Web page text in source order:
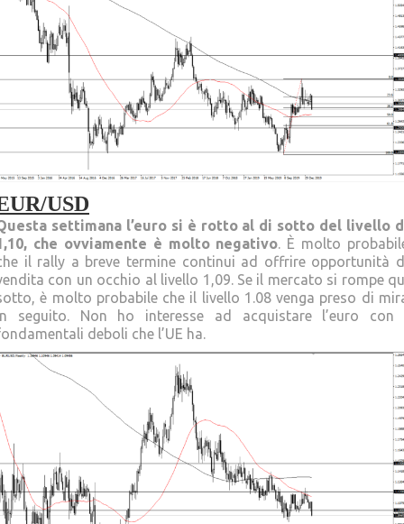
USD
settimana l’euro si è rotto al di sotto del livello
che ovviamente è molto negativo. È molto
il rally a breve termine continui ad offrire opportunità
con un occhio al livello 1,09. Se il mercato si rompe
è molto probabile che il livello 1.08 venga preso di
seguito. Non ho interesse ad acquistare l’euro con
deboli che l’UE ha.